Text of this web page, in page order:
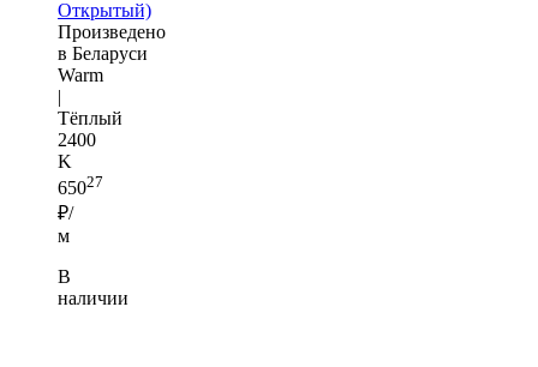
Открытый)
Произведено
в Беларуси
Warm
|
Тёплый
2400
K
65027
₽/
м
В
наличии